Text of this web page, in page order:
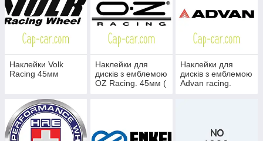
Наклейки Volk
Racing 45мм
Наклейки для
дисків з емблемою
OZ Racing. 45мм (
Наклейки для
дисків з емблемою
Advan racing.